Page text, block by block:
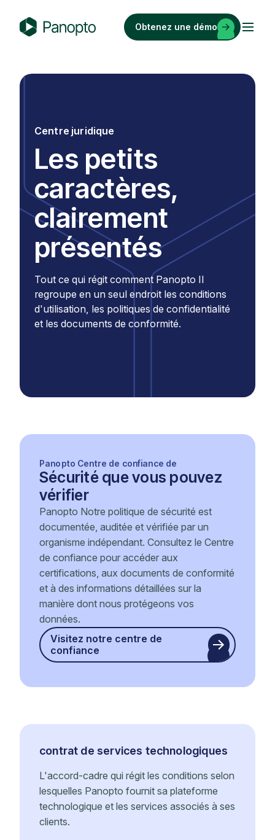
n
o
Obtenez une démo
Centre juridique
Les petits
caractères,
clairement
présentés
Tout ce qui régit comment Panopto Il
regroupe en un seul endroit les conditions
d'utilisation, les politiques de confidentialité
et les documents de conformité.
Panopto Centre de confiance de
Sécurité que vous pouvez
vérifier
Panopto Notre politique de sécurité est
documentée, auditée et vérifiée par un
organisme indépendant. Consultez le Centre
de confiance pour accéder aux
certifications, aux documents de conformité
et à des informations détaillées sur la
manière dont nous protégeons vos
données.
Visitez notre centre de
confiance
contrat de services technologiques
L'accord-cadre qui régit les conditions selon
lesquelles Panopto fournit sa plateforme
technologique et les services associés à ses
clients.